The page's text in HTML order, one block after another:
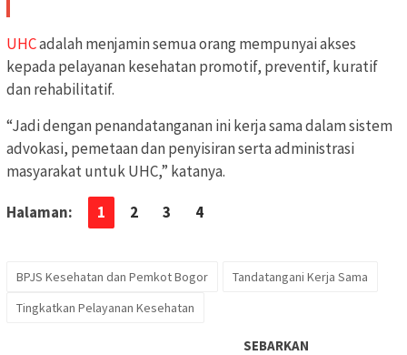
UHCadalah menjamin semua orang mempunyai akses
kepada pelayanan kesehatan promotif, preventif, kuratif
dan rehabilitatif.
“Jadi dengan penandatanganan ini kerja sama dalam sistem
advokasi, pemetaan dan penyisiran serta administrasi
masyarakat untuk UHC,” katanya.
Halaman: 1 2 3 4
BPJS Kesehatan dan Pemkot Bogor
Tandatangani Kerja Sama
Tingkatkan Pelayanan Kesehatan
SEBARKAN